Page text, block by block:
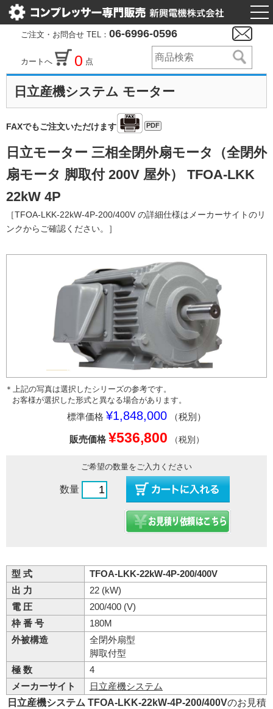
ご注文・お問合せ TEL： 06-6996-0596
カートへ 0 点
日立産機システム モーター
FAXでもご注文いただけます PDF
日立モーター 三相全閉外扇モータ（全閉外
扇モータ 脚取付 200V 屋外） TFOA-LKK
22kW 4P
［TFOA-LKK-22kW-4P-200/400V の詳細仕様はメーカーサイトのリ
ンクからご確認ください。］
＊上記の写真は選択したシリーズの参考です。
お客様が選択した形式と異なる場合があります。
標準価格 ¥1,848,000 （税別）
販売価格 ¥536,800 （税別）
ご希望の数量をご入力ください
数量
型 式
TFOA-LKK-22kW-4P-200/400V
出 力
22 (kW)
電 圧
200/400 (V)
枠 番 号
180M
外被構造
全閉外扇型
脚取付型
極 数
4
メーカーサイト
日立産機システム
日立産機システム TFOA-LKK-22kW-4P-200/400Vのお見積